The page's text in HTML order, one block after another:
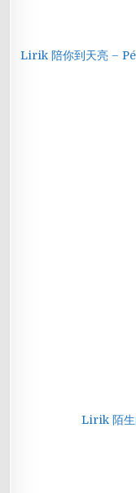
Lirik 陪你到天亮 –
Lirik 陌